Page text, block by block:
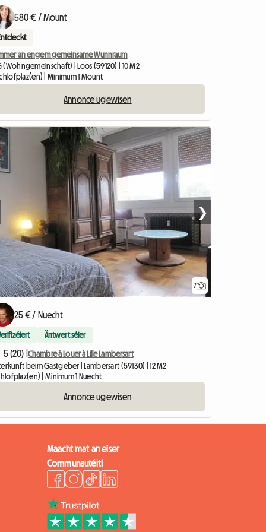
580 € / Mount
an engem gemeinsame Wunnraum
(Wohngemeinschaft) | Loos (59120) | 10 M2
| Minimum 1 Mount
Annonce ugewisen
7
❯
25 € / Nuecht
Äntwert séier
5 (20) | Chambre à Louer à Lille Lambersart
beim Gastgeber | Lambersart (59130) | 12 M2
| Minimum 1 Nuecht
Annonce ugewisen
Maacht mat an eiser
Communautéit!